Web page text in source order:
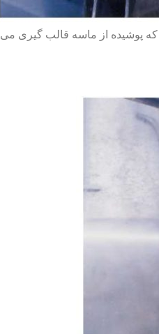
پوشیده از ماسه قالب گیری می